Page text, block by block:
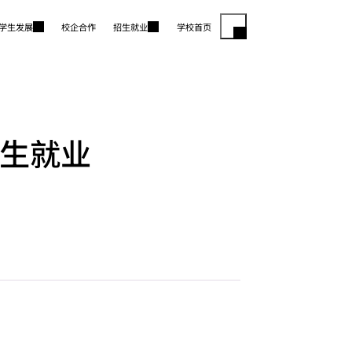
生发展 校企合作 招生就业 学校首页
就业